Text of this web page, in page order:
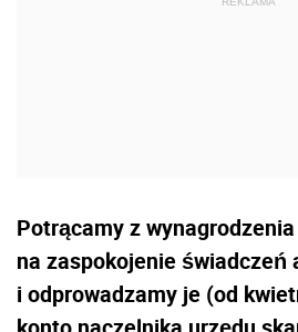
Potrącamy z
na zaspokojenie świadczeń
i odprowadzamy je (od